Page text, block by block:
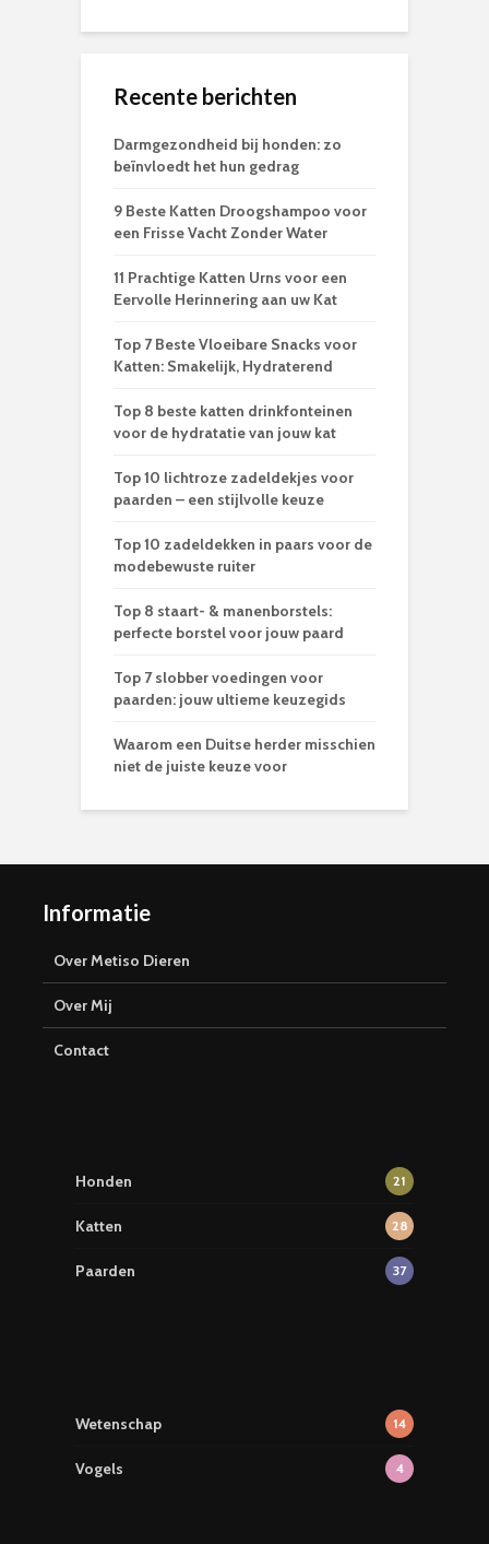
Recente berichten
Darmgezondheid bij honden: zo
beïnvloedt het hun gedrag
9 Beste Katten Droogshampoo voor
een Frisse Vacht Zonder Water
11 Prachtige Katten Urns voor een
Eervolle Herinnering aan uw Kat
Top 7 Beste Vloeibare Snacks voor
Katten: Smakelijk, Hydraterend
Top 8 beste katten drinkfonteinen
voor de hydratatie van jouw kat
Top 10 lichtroze zadeldekjes voor
paarden – een stijlvolle keuze
Top 10 zadeldekken in paars voor de
modebewuste ruiter
Top 8 staart- & manenborstels:
perfecte borstel voor jouw paard
Top 7 slobber voedingen voor
paarden: jouw ultieme keuzegids
Waarom een Duitse herder misschien
niet de juiste keuze voor
Informatie
Over Metiso Dieren
Over Mij
Contact
Honden 21
Katten 28
Paarden 37
Wetenschap 14
Vogels 4